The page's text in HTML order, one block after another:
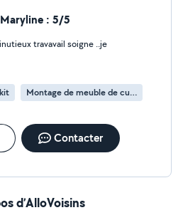
: 5/5
soigne ..je
Montage de meuble de cuisine en kit
Contacter
d’AlloVoisins